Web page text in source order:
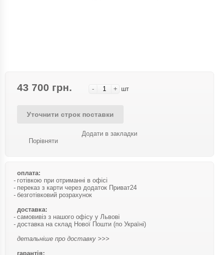
43 700 грн. - + шт
Уточнити строк поставки
Порівняти
Додати в закладки
оплата:
готівкою при отриманні в офісі
переказ з карти через додаток Приват24
безготівковий розрахунок
доставка:
самовивіз з нашого офісу у Львові
доставка на склад Нової Пошти (по Україні)
детальніше про доставку >>>
гарантія: